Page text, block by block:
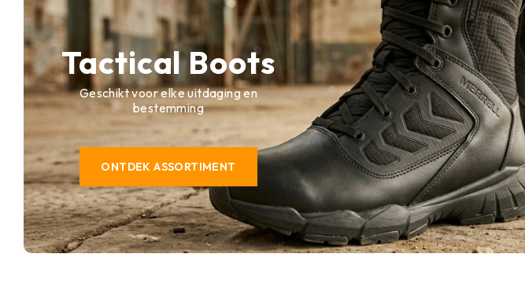
Tactical Boots
Geschikt voor elke uitdaging en
bestemming
ONTDEK ASSORTIMENT